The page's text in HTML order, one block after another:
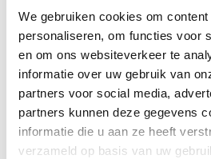
We gebruiken cookies om
personaliseren, om functies voor
en om ons websiteverkeer te
informatie over uw gebruik van
partners voor social media,
partners kunnen deze gegevens
informatie die u aan ze heeft
verzameld op basis van uw
wekelijkse nieuwsbrief!
Bij inschrijving gaat u akkoord met ons
Aanvullingen